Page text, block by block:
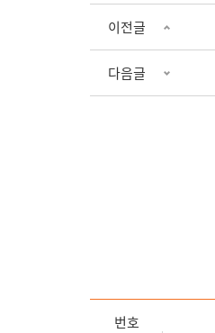
이전글
다음글
번호